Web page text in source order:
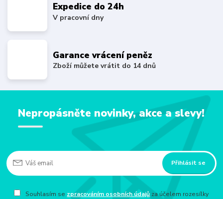
Expedice do 24h
V pracovní dny
Garance vrácení peněz
Zboží můžete vrátit do 14 dnů
Nepropásněte novinky, akce a slevy!
Přihlásit se
Souhlasím se zpracováním osobních údajů za účelem rozesílky